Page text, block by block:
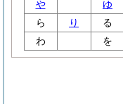
や
ゆ
ら
り る
わ
を